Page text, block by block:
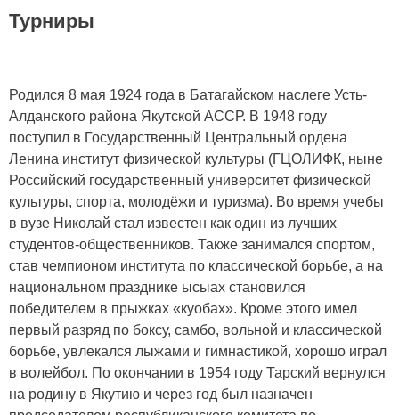
Турниры
Родился 8 мая 1924 года в Батагайском наслеге Усть-
Алданского района Якутской АССР. В 1948 году
поступил в Государственный Центральный ордена
Ленина институт физической культуры (ГЦОЛИФК, ныне
Российский государственный университет физической
культуры, спорта, молодёжи и туризма). Во время учебы
в вузе Николай стал известен как один из лучших
студентов-общественников. Также занимался спортом,
став чемпионом института по классической борьбе, а на
национальном празднике ысыах становился
победителем в прыжках «куобах». Кроме этого имел
первый разряд по боксу, самбо, вольной и классической
борьбе, увлекался лыжами и гимнастикой, хорошо играл
в волейбол. По окончании в 1954 году Тарский вернулся
на родину в Якутию и через год был назначен